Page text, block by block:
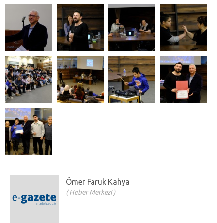
Ömer Faruk Kahya
Haber Merkezi